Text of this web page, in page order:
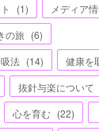
(1) メディア
の旅 (6)
法 (14) 健康を
抜針与楽について
心を育む (22)